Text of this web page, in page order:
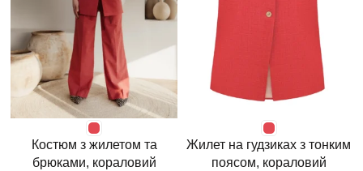
Костюм з жилетом та
брюками, кораловий
Жилет на гудзиках з тонким
поясом, кораловий